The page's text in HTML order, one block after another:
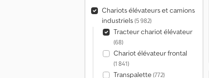
Chariots élévateurs et camions
industriels(5 982)
Tracteur chariot élévateur
(68)
Chariot élévateur frontal
(1 841)
Transpalette(772)